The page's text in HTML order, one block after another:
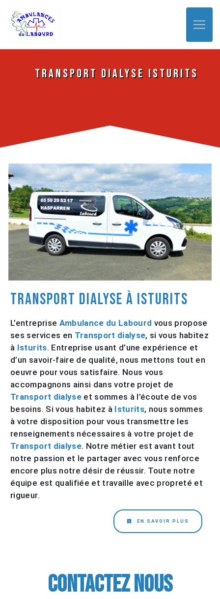
Transport dialyse Isturits
Transport dialyse à Isturits
L’entreprise Ambulance du Labourd vous propose
ses services en Transport dialyse, si vous habitez
à Isturits. Entreprise usant d’une expérience et
d’un savoir-faire de qualité, nous mettons tout en
oeuvre pour vous satisfaire. Nous vous
accompagnons ainsi dans votre projet de
Transport dialyseet sommes à l’écoute de vos
besoins. Si vous habitez à Isturits, nous sommes
à votre disposition pour vous transmettre les
renseignements nécessaires à votre projet de
Transport dialyse. Notre métier est avant tout
notre passion et le partager avec vous renforce
encore plus notre désir de réussir. Toute notre
équipe est qualifiée et travaille avec propreté et
rigueur.
EN SAVOIR PLUS
Contactez nous